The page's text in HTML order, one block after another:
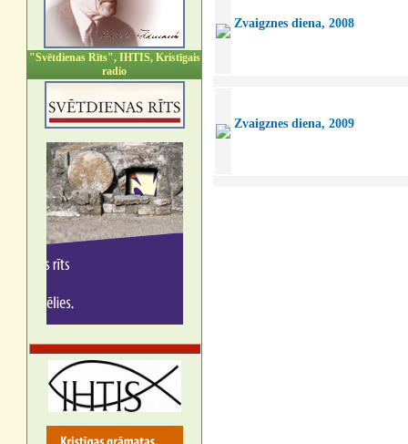
"Svētdienas Rīts", IHTIS, Kristīgais
radio
Zvaigznes diena, 2008
Zvaigznes diena, 2009